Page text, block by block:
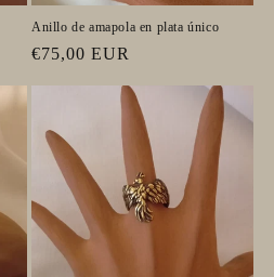
Anillo de amapola en plata único
Precio
€75,00 EUR